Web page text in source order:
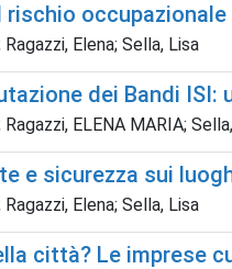
occupazionale
Elena; Sella, Lisa
dei Bandi ISI:
ELENA MARIA;
e sicurezza sui
Elena; Sella, Lisa
città? Le imprese